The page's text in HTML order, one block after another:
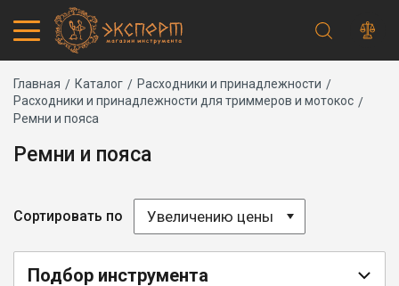
Каталог товаров
Запчасти
Обмен и возврат
Доставка курьером
Доставка транспортной компанией
Строка
навигации
Главная Каталог
Расходники и принадлежности
Расходники и принадлежности для триммеров и мотокос
Ремни и пояса
Ремни и пояса
Сортировать по Увеличению цены
Подбор инструмента